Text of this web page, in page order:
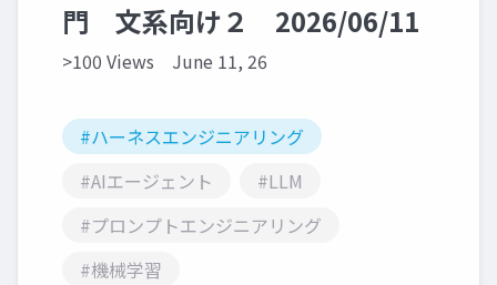
門 文系向け２ 2026/06/11
>100 Views June 11, 26
#ハーネスエンジニアリング
#AIエージェント
#LLM
#プロンプトエンジニアリング
#機械学習